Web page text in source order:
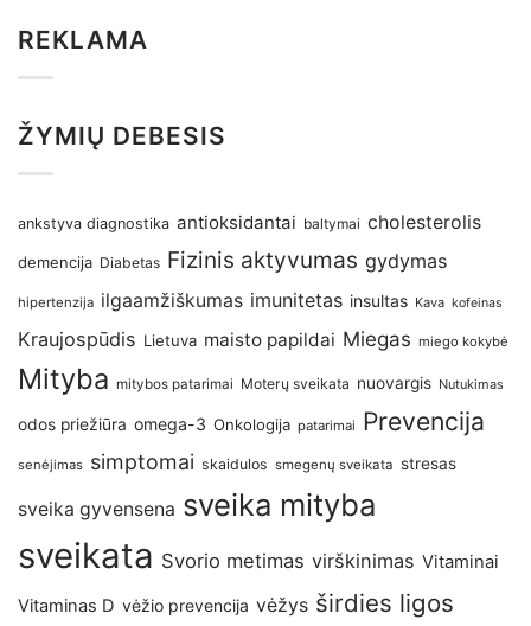
REKLAMA
ŽYMIŲ DEBESIS
ankstyva diagnostika antioksidantai baltymai cholesterolis
demencija Diabetas Fizinis aktyvumas gydymas
hipertenzija ilgaamžiškumas imunitetas insultas Kava kofeinas
Kraujospūdis Lietuva maisto papildai Miegas miego kokybė
Mityba mitybos patarimai Moterų sveikata nuovargis Nutukimas
odos priežiūra omega-3 Onkologija patarimai Prevencija
senėjimas simptomai skaidulos smegenų sveikata stresas
sveika gyvensena sveika mityba
sveikata Svorio metimas virškinimas Vitaminai
Vitaminas D vėžio prevencija vėžys širdies ligos